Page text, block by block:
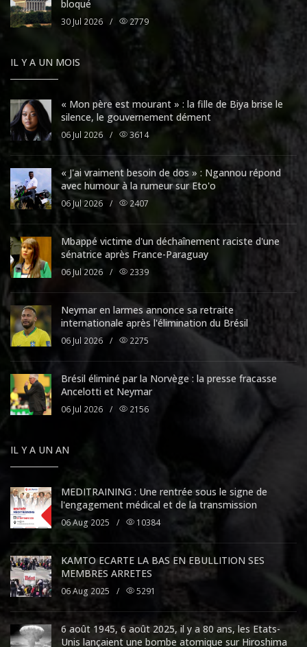
bloqué
30 Jul 2026 / 2779
IL Y A UN MOIS
« Mon père est mourant » : la fille de Biya brise le
silence, le gouvernement dément
06 Jul 2026 / 3614
« J'ai vraiment besoin de dos » : Ngannou répond
avec humour à la rumeur sur Eto'o
06 Jul 2026 / 2407
Mbappé victime d'un déchaînement raciste d'une
sénatrice après France-Paraguay
06 Jul 2026 / 2339
Neymar en larmes annonce sa retraite
internationale après l'élimination du Brésil
06 Jul 2026 / 2275
Brésil éliminé par la Norvège : la presse fracasse
Ancelotti et Neymar
06 Jul 2026 / 2156
IL Y A UN AN
MEDITRAINING : Une rentrée sous le signe de
l'engagement médical et de la transmission
06 Aug 2025 / 10384
KAMTO ECARTE LA BAS EN EBULLITION SES
MEMBRES ARRETES
06 Aug 2025 / 5291
6 août 1945, 6 août 2025, il y a 80 ans, les Etats-
Unis lançaient une bombe atomique sur Hiroshima